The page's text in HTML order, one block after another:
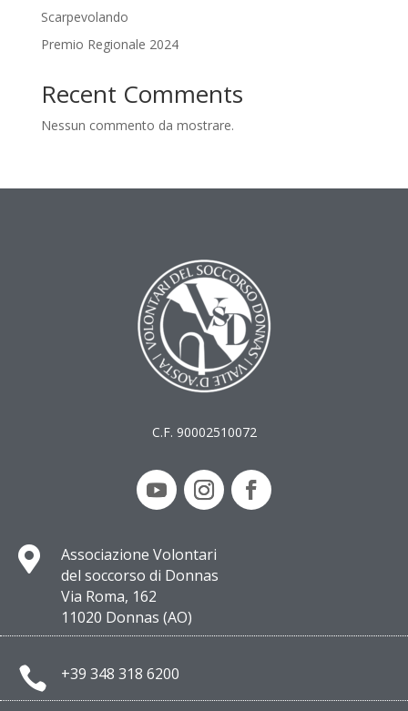
Scarpevolando
Premio Regionale 2024
Recent Comments
Nessun commento da mostrare.
C.F. 90002510072

Associazione Volontari
del soccorso di Donnas
Via Roma, 162
11020 Donnas (AO)
 +39 348 318 6200